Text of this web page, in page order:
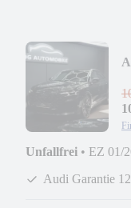
Unfallfrei • EZ 01/
Audi Garantie